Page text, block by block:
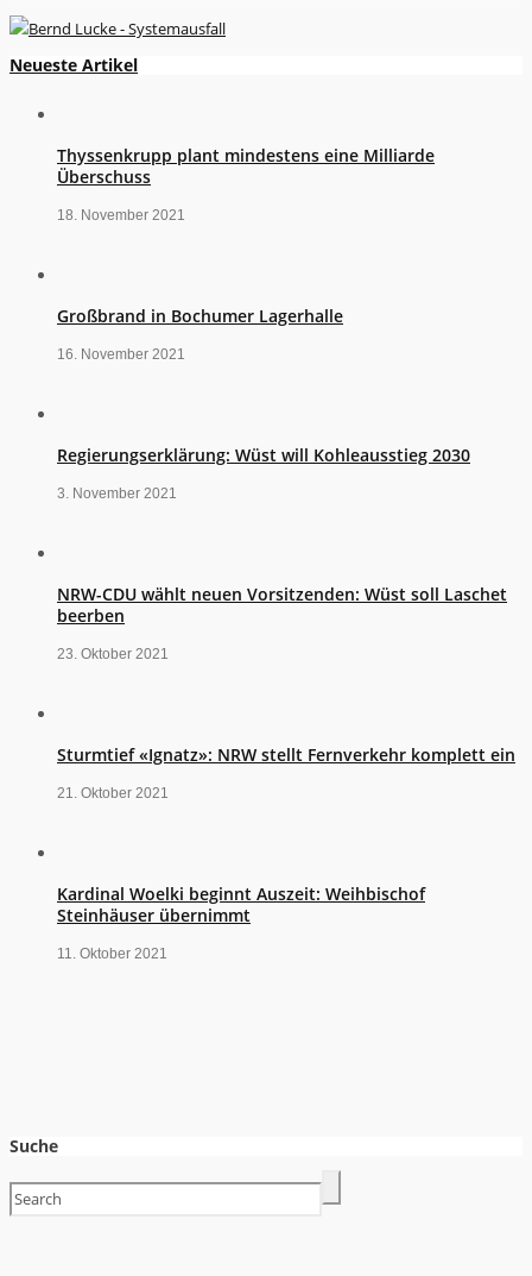
Neueste Artikel
Thyssenkrupp plant mindestens eine Milliarde
Überschuss
18. November 2021
Großbrand in Bochumer Lagerhalle
16. November 2021
Regierungserklärung: Wüst will Kohleausstieg 2030
3. November 2021
NRW-CDU wählt neuen Vorsitzenden: Wüst soll Laschet
beerben
23. Oktober 2021
Sturmtief «Ignatz»: NRW stellt Fernverkehr komplett ein
21. Oktober 2021
Kardinal Woelki beginnt Auszeit: Weihbischof
Steinhäuser übernimmt
11. Oktober 2021
Suche